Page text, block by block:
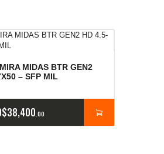
MIDAS BTR GEN2
– SFP MIL
38,400 00